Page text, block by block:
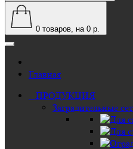
0 товаров, на 0 р.
Главная
ПРОДУКЦИЯ
Заградительные